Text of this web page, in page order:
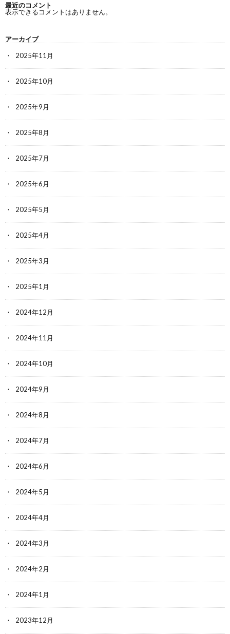
最近のコメント
表示できるコメントはありません。
アーカイブ
2025年11月
2025年10月
2025年9月
2025年8月
2025年7月
2025年6月
2025年5月
2025年4月
2025年3月
2025年1月
2024年12月
2024年11月
2024年10月
2024年9月
2024年8月
2024年7月
2024年6月
2024年5月
2024年4月
2024年3月
2024年2月
2024年1月
2023年12月